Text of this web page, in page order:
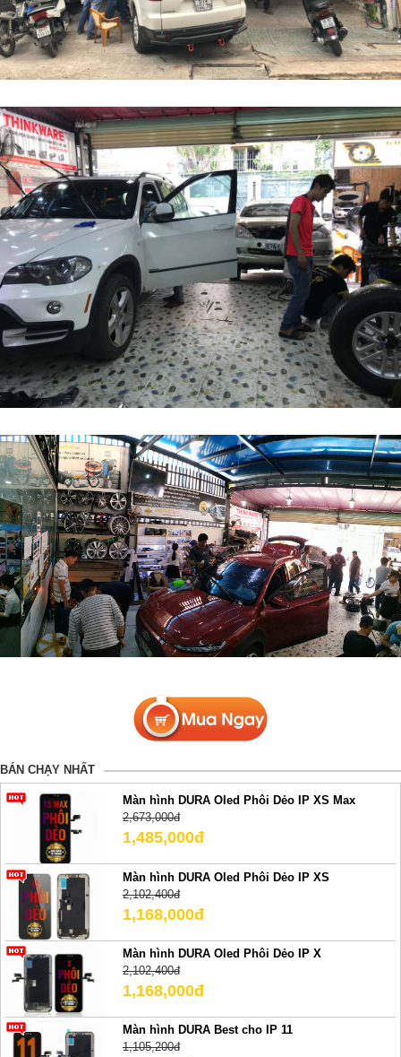
BÁN CHẠY NHẤT
Màn hình DURA Oled Phôi Dẻo IP XS Max
2,673,000đ
1,485,000đ
Màn hình DURA Oled Phôi Dẻo IP XS
2,102,400đ
1,168,000đ
Màn hình DURA Oled Phôi Dẻo IP X
2,102,400đ
1,168,000đ
Màn hình DURA Best cho IP 11
1,105,200đ